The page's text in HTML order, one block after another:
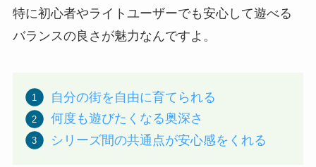
特に初心者やライトユーザーでも安心して遊べる
バランスの良さが魅力なんですよ。
自分の街を自由に育てられる
何度も遊びたくなる奥深さ
シリーズ間の共通点が安心感をくれる